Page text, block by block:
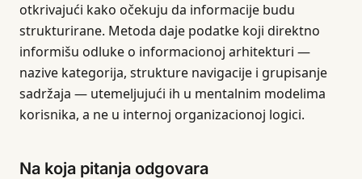
otkrivajući kako očekuju da informacije budu
strukturirane. Metoda daje podatke koji direktno
informišu odluke o informacionoj arhitekturi —
nazive kategorija, strukture navigacije i grupisanje
sadržaja — utemeljujući ih u mentalnim modelima
korisnika, a ne u internoj organizacionoj logici.
Na koja pitanja odgovara